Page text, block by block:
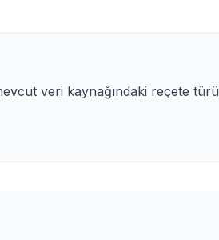
veri kaynağındaki reçete türü